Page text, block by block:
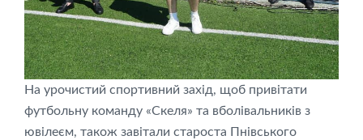
На урочистий спортивний захід, щоб привітати
футбольну команду «Скеля» та вболівальників з
ювілеєм, також завітали староста Пнівського